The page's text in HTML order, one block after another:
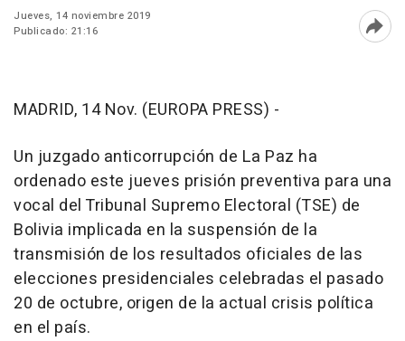
Jueves, 14 noviembre 2019
Publicado: 21:16
MADRID, 14 Nov. (EUROPA PRESS) -
Un juzgado anticorrupción de La Paz ha
ordenado este jueves prisión preventiva para una
vocal del Tribunal Supremo Electoral (TSE) de
Bolivia implicada en la suspensión de la
transmisión de los resultados oficiales de las
elecciones presidenciales celebradas el pasado
20 de octubre, origen de la actual crisis política
en el país.